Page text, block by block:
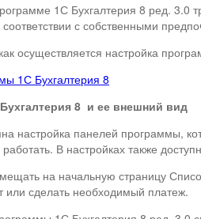
1С Бухгалтерия 8 ред. 3.0
с собственными
осуществляется настройка
8 и ее внешний вид
настройка панелей программы,
В настройках также
на начальную страницу
сделать необходимый платеж.